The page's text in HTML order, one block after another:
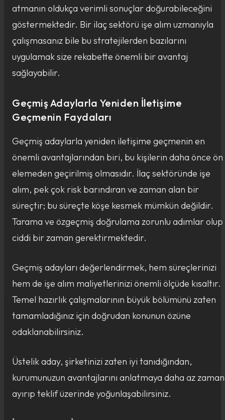
atmanın oldukça verimli sonuçlar doğurabileceğini
göstermektedir. Bir ilaç sektörü işe alım uzmanıyla
çalışmasanız bile bu stratejilerden bazılarını
uygulamak size rekabette önemli bir avantaj
sağlayabilir.
Geçmiş Adaylarla Yeniden İletişime
Geçmenin Faydaları
Geçmiş adaylarla yeniden iletişime geçmenin en
önemli avantajlarından biri, bu kişilerin daha önce ön
elemeden geçirilmiş olmasıdır. İlaç sektöründe işe
alım, pek çok risk barındıran ve zaman alan bir
süreçtir; bu süreçte köşe kesmek mümkün değildir.
Tarama ve özgeçmiş doğrulama zorunlu adımlar olup
ciddi bir zaman gerektirmektedir.
Geçmiş adayları değerlendirmek, hem süreçlerinizi
hem de işe alım maliyetlerinizi önemli ölçüde kısaltır.
Temel hazırlık çalışmalarının büyük bölümünü zaten
tamamladığınız için doğrudan konunun özüne
odaklanabilirsiniz.
Üstelik aday, şirketinizi zaten iyi tanıdığından,
kurumunuzun avantajlarını anlatmaya daha az zaman
ayırıp teklif üzerinde yoğunlaşabilirsiniz.